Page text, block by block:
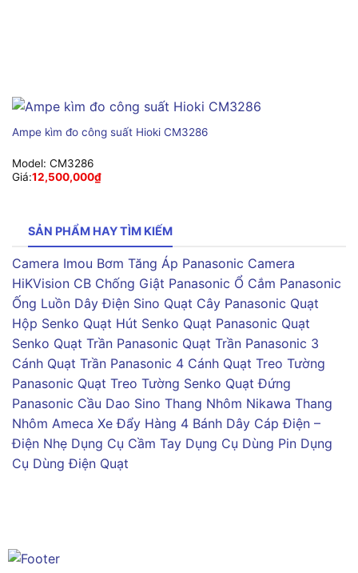
Ampe kìm đo công suất Hioki CM3286
Model: CM3286
Giá:12,500,000₫
SẢN PHẨM HAY TÌM KIẾM
Camera Imou Bơm Tăng Áp Panasonic Camera
HiKVision CB Chống Giật Panasonic Ổ Cắm Panasonic
Ống Luồn Dây Điện Sino Quạt Cây Panasonic Quạt
Hộp Senko Quạt Hút Senko Quạt Panasonic Quạt
Senko Quạt Trần Panasonic Quạt Trần Panasonic 3
Cánh Quạt Trần Panasonic 4 Cánh Quạt Treo Tường
Panasonic Quạt Treo Tường Senko Quạt Đứng
Panasonic Cầu Dao Sino Thang Nhôm Nikawa Thang
Nhôm Ameca Xe Đẩy Hàng 4 Bánh Dây Cáp Điện –
Điện Nhẹ Dụng Cụ Cầm Tay Dụng Cụ Dùng Pin Dụng
Cụ Dùng Điện Quạt